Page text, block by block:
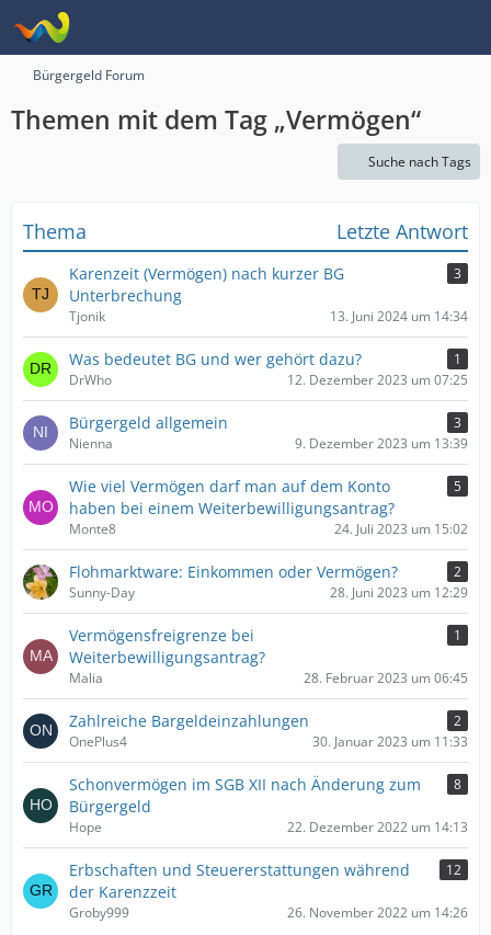
Bürgergeld Forum
Themen mit dem Tag „Vermögen“
Suche nach Tags
Thema Letzte Antwort
Karenzeit (Vermögen) nach kurzer BG
Unterbrechung
3
Tjonik 13. Juni 2024 um 14:34
Was bedeutet BG und wer gehört dazu?
1
DrWho
12. Dezember 2023 um 07:25
Bürgergeld allgemein
3
Nienna
9. Dezember 2023 um 13:39
Wie viel Vermögen darf man auf dem Konto
haben bei einem Weiterbewilligungsantrag?
5
Monte8 24. Juli 2023 um 15:02
Flohmarktware: Einkommen oder Vermögen?
2
Sunny-Day
28. Juni 2023 um 12:29
Vermögensfreigrenze bei
Weiterbewilligungsantrag?
1
Malia 28. Februar 2023 um 06:45
Zahlreiche Bargeldeinzahlungen
2
OnePlus4
30. Januar 2023 um 11:33
Schonvermögen im SGB XII nach Änderung zum
Bürgergeld
8
Hope 22. Dezember 2022 um 14:13
Erbschaften und Steuererstattungen während
der Karenzzeit
12
Groby999 26. November 2022 um 14:26